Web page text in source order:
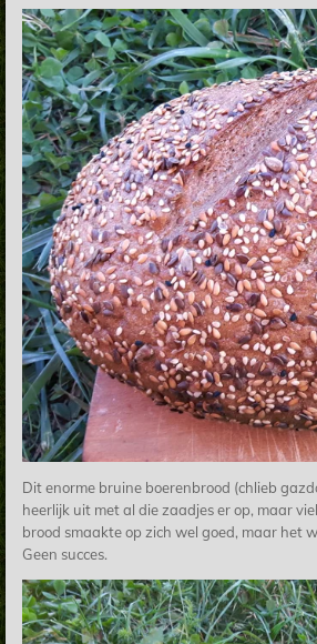
Dit enorme bruine boerenbrood (chlieb
heerlijk uit met al die zaadjes er op, maar
brood smaakte op zich wel goed, maar het
Geen succes.